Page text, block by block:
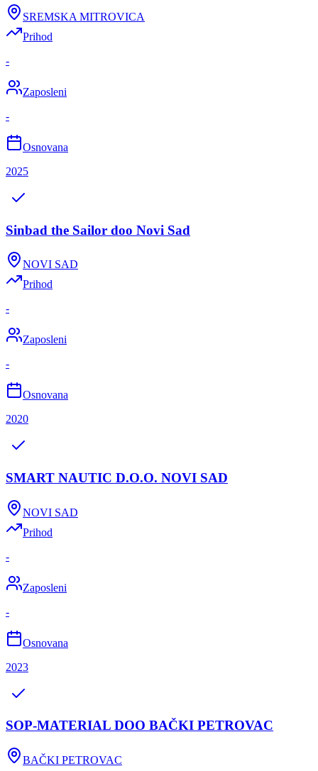
SREMSKA MITROVICA
Prihod
-
Zaposleni
-
Osnovana
2025
Sinbad the Sailor doo Novi Sad
NOVI SAD
Prihod
-
Zaposleni
-
Osnovana
2020
SMART NAUTIC D.O.O. NOVI SAD
NOVI SAD
Prihod
-
Zaposleni
-
Osnovana
2023
SOP-MATERIAL DOO BAČKI PETROVAC
BAČKI PETROVAC